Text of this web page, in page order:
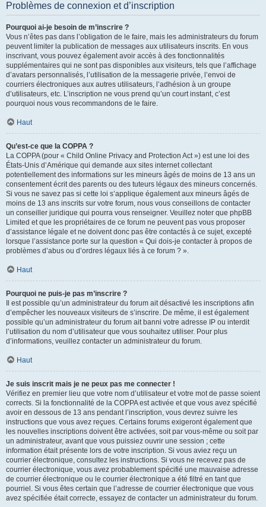
Problèmes de connexion et d’inscription
Pourquoi ai-je besoin de m’inscrire ?
Vous n’êtes pas dans l’obligation de le faire, mais les administrateurs du forum
peuvent limiter la publication de messages aux utilisateurs inscrits. En vous
inscrivant, vous pouvez également avoir accès à des fonctionnalités
supplémentaires qui ne sont pas disponibles aux visiteurs, tels que l’affichage
d’avatars personnalisés, l’utilisation de la messagerie privée, l’envoi de
courriers électroniques aux autres utilisateurs, l’adhésion à un groupe
d’utilisateurs, etc. L’inscription ne vous prend qu’un court instant, c’est
pourquoi nous vous recommandons de le faire.
Haut
Qu’est-ce que la COPPA ?
La COPPA (pour « Child Online Privacy and Protection Act ») est une loi des
États-Unis d’Amérique qui demande aux sites internet collectant
potentiellement des informations sur les mineurs âgés de moins de 13 ans un
consentement écrit des parents ou des tuteurs légaux des mineurs concernés.
Si vous ne savez pas si cette loi s’applique également aux mineurs âgés de
moins de 13 ans inscrits sur votre forum, nous vous conseillons de contacter
un conseiller juridique qui pourra vous renseigner. Veuillez noter que phpBB
Limited et que les propriétaires de ce forum ne peuvent pas vous proposer
d’assistance légale et ne doivent donc pas être contactés à ce sujet, excepté
lorsque l’assistance porte sur la question « Qui dois-je contacter à propos de
problèmes d’abus ou d’ordres légaux liés à ce forum ? ».
Haut
Pourquoi ne puis-je pas m’inscrire ?
Il est possible qu’un administrateur du forum ait désactivé les inscriptions afin
d’empêcher les nouveaux visiteurs de s’inscrire. De même, il est également
possible qu’un administrateur du forum ait banni votre adresse IP ou interdit
l’utilisation du nom d’utilisateur que vous souhaitez utiliser. Pour plus
d’informations, veuillez contacter un administrateur du forum.
Haut
Je suis inscrit mais je ne peux pas me connecter !
Vérifiez en premier lieu que votre nom d’utilisateur et votre mot de passe soient
corrects. Si la fonctionnalité de la COPPA est activée et que vous avez spécifié
avoir en dessous de 13 ans pendant l’inscription, vous devrez suivre les
instructions que vous avez reçues. Certains forums exigeront également que
les nouvelles inscriptions doivent être activées, soit par vous-même ou soit par
un administrateur, avant que vous puissiez ouvrir une session ; cette
information était présente lors de votre inscription. Si vous aviez reçu un
courrier électronique, consultez les instructions. Si vous ne recevez pas de
courrier électronique, vous avez probablement spécifié une mauvaise adresse
de courrier électronique ou le courrier électronique a été filtré en tant que
pourriel. Si vous êtes certain que l’adresse de courrier électronique que vous
avez spécifiée était correcte, essayez de contacter un administrateur du forum.